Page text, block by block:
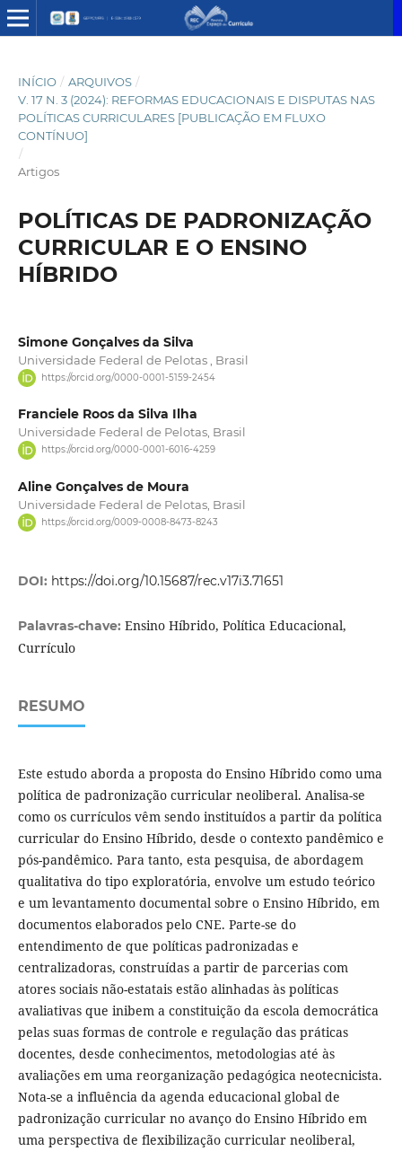
INÍCIO / ARQUIVOS /
V. 17 N. 3 (2024): REFORMAS EDUCACIONAIS E DISPUTAS NAS
POLÍTICAS CURRICULARES [PUBLICAÇÃO EM FLUXO
CONTÍNUO]
/
Artigos
POLÍTICAS DE PADRONIZAÇÃO
CURRICULAR E O ENSINO
HÍBRIDO
Simone Gonçalves da Silva
Universidade Federal de Pelotas , Brasil
https://orcid.org/0000-0001-5159-2454
Franciele Roos da Silva Ilha
Universidade Federal de Pelotas, Brasil
https://orcid.org/0000-0001-6016-4259
Aline Gonçalves de Moura
Universidade Federal de Pelotas, Brasil
https://orcid.org/0009-0008-8473-8243
DOI: https://doi.org/10.15687/rec.v17i3.71651
Palavras-chave: Ensino Híbrido, Política Educacional,
Currículo
RESUMO
Este estudo aborda a proposta do Ensino Híbrido como uma
política de padronização curricular neoliberal. Analisa-se
como os currículos vêm sendo instituídos a partir da política
curricular do Ensino Híbrido, desde o contexto pandêmico e
pós-pandêmico. Para tanto, esta pesquisa, de abordagem
qualitativa do tipo exploratória, envolve um estudo teórico
e um levantamento documental sobre o Ensino Híbrido, em
documentos elaborados pelo CNE. Parte-se do
entendimento de que políticas padronizadas e
centralizadoras, construídas a partir de parcerias com
atores sociais não-estatais estão alinhadas às políticas
avaliativas que inibem a constituição da escola democrática
pelas suas formas de controle e regulação das práticas
docentes, desde conhecimentos, metodologias até às
avaliações em uma reorganização pedagógica neotecnicista.
Nota-se a influência da agenda educacional global de
padronização curricular no avanço do Ensino Híbrido em
uma perspectiva de flexibilização curricular neoliberal,